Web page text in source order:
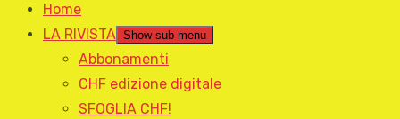
Home
LA RIVISTA Show sub menu
Abbonamenti
CHF edizione digitale
SFOGLIA CHF!